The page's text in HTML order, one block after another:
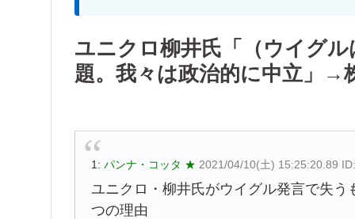
ユニクロ柳井氏「（ウイグ
題。我々は政治的に中立」→
1: パンナ・コッタ ★ 2021/04/10(土) 15:25:20.89
ユニクロ・柳井氏がウイグル発言で失
つの理由